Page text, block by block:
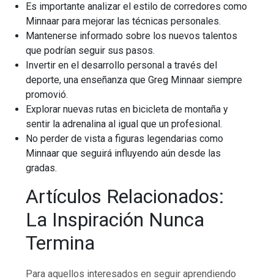
Es importante analizar el estilo de corredores como
Minnaar para mejorar las técnicas personales.
Mantenerse informado sobre los nuevos talentos
que podrían seguir sus pasos.
Invertir en el desarrollo personal a través del
deporte, una enseñanza que Greg Minnaar siempre
promovió.
Explorar nuevas rutas en bicicleta de montaña y
sentir la adrenalina al igual que un profesional.
No perder de vista a figuras legendarias como
Minnaar que seguirá influyendo aún desde las
gradas.
Artículos Relacionados:
La Inspiración Nunca
Termina
Para aquellos interesados en seguir aprendiendo